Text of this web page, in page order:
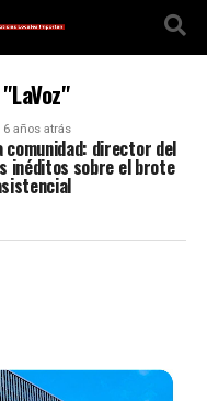
6 años atrás
comunidad: director del
inéditos sobre el brote